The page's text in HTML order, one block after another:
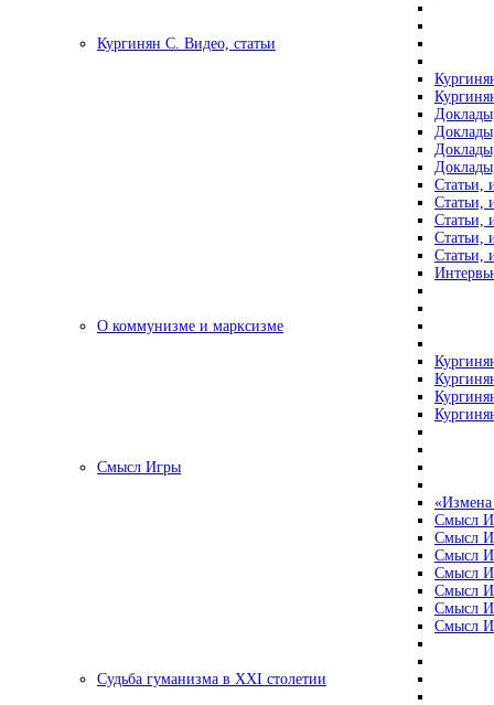
Кургинян С. Видео, статьи
Статьи,
Статьи,
Статьи,
Статьи,
Статьи,
О коммунизме и марксизме
Смысл Игры
«Измена
Смысл
Смысл
Смысл
Смысл
Смысл
Смысл
Смысл
Судьба гуманизма в XXI столетии